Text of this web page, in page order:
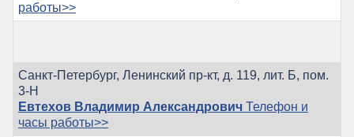
работы>>
Санкт-Петербург, Ленинский пр-кт, д. 119, лит. Б, пом.
3-Н
Евтехов Владимир Александрович Телефон и
часы работы>>